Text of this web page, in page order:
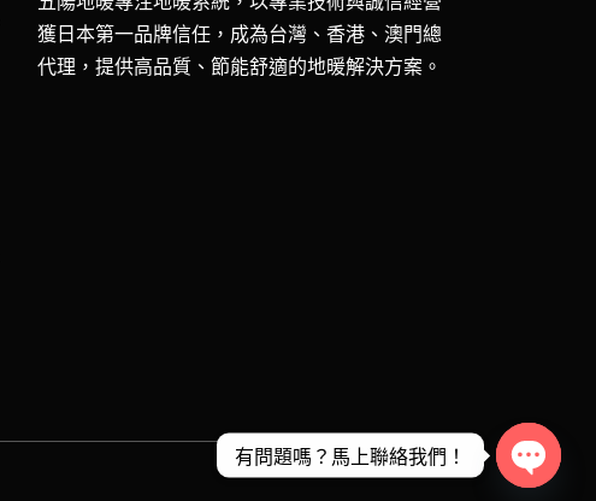
獲日本第一品牌信任，成為台灣、香港、澳門總
代理，提供高品質、節能舒適的地暖解決方案。
有問題嗎？馬上聯絡我們！